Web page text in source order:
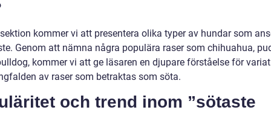
kommer vi att presentera olika typer av hundar som
Genom att nämna några populära raser som chihuahua,
kommer vi att ge läsaren en djupare förståelse för
av raser som betraktas som söta.
och trend inom ”sötaste